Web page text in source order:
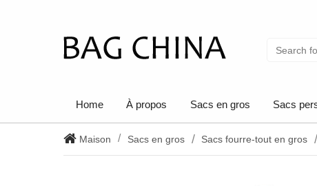
Home À propos Sacs en gros Sacs
Maison Sacs en gros Sacs fourre-tout en gros